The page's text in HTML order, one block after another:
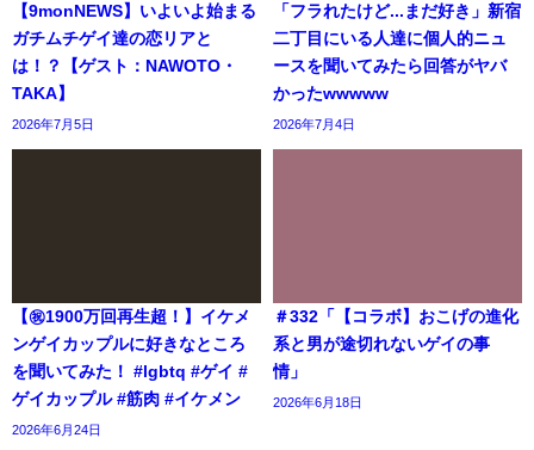
【9monNEWS】いよいよ始まる
ガチムチゲイ達の恋リアと
は！？【ゲスト：NAWOTO・
TAKA】
2026年7月5日
「フラれたけど...まだ好き」新宿
二丁目にいる人達に個人的ニュ
ースを聞いてみたら回答がヤバ
かったwwwww
2026年7月4日
【㊗️1900万回再生超！】イケメ
ンゲイカップルに好きなところ
を聞いてみた！ #lgbtq #ゲイ #
ゲイカップル #筋肉 #イケメン
2026年6月24日
＃332「【コラボ】おこげの進化
系と男が途切れないゲイの事
情」
2026年6月18日